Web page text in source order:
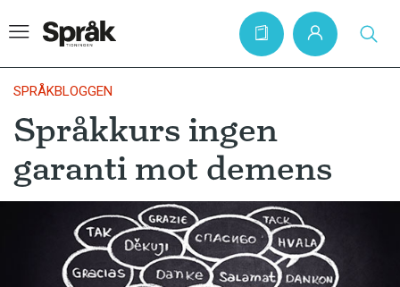
Hem
Artiklar
Språkfrågor
Skrivtips
SPRÅKBLOGGEN
Språkkurs ingen
garanti mot demens